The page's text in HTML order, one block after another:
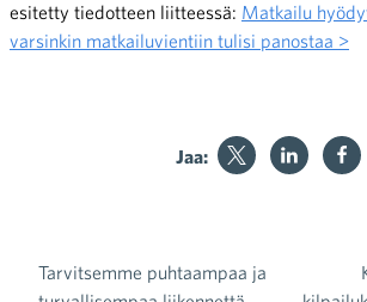
esitetty tiedotteen liitteessä: Matkailu
varsinkin matkailuvientiin tulisi panostaa >
Jaa:
Tarvitsemme puhtaampaa ja